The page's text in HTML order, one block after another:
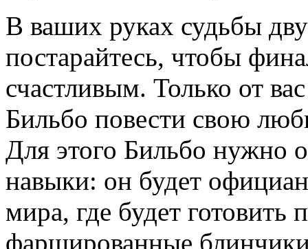
В ваших руках судьбы
постарайтесь, чтобы
счастливым. Только от
Бильбо повести свою
Для этого Бильбо нужно
навыки: он будет
мира, где будет готовить
фаршированные